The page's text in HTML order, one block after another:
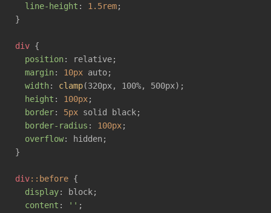
line-height : 1.5rem;
}
div {
position: relative;
margin: 10px auto;
width: clamp(320px, 100%, 500px);
height : 100px;
border: 5px solid black;
border-radius : 100px;
overflow: hidden;
}
div::before {
display: block;
content : '' ;